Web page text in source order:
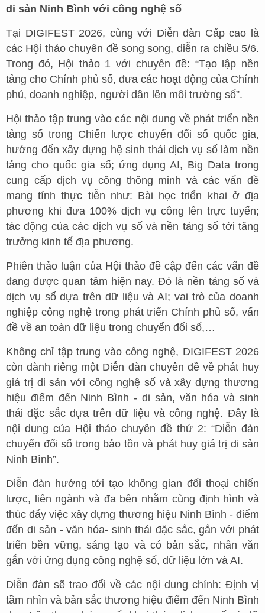
di sản Ninh Bình với công nghệ số
Tại DIGIFEST 2026, cùng với Diễn đàn Cấp cao là
các Hội thảo chuyên đề song song, diễn ra chiều 5/6.
Trong đó, Hội thảo 1 với chuyên đề: “Tạo lập nền
tảng cho Chính phủ số, đưa các hoạt động của Chính
phủ, doanh nghiệp, người dân lên môi trường số”.
Hội thảo tập trung vào các nội dung về phát triển nền
tảng số trong Chiến lược chuyển đổi số quốc gia,
hướng đến xây dựng hệ sinh thái dịch vụ số làm nền
tảng cho quốc gia số; ứng dụng AI, Big Data trong
cung cấp dịch vụ công thông minh và các vấn đề
mang tính thực tiễn như: Bài học triển khai ở địa
phương khi đưa 100% dịch vụ công lên trực tuyến;
tác động của các dịch vụ số và nền tảng số tới tăng
trưởng kinh tế địa phương.
Phiên thảo luận của Hội thảo đề cập đến các vấn đề
đang được quan tâm hiện nay. Đó là nền tảng số và
dịch vụ số dựa trên dữ liệu và AI; vai trò của doanh
nghiệp công nghệ trong phát triển Chính phủ số, vấn
đề về an toàn dữ liệu trong chuyển đổi số,…
Không chỉ tập trung vào công nghệ, DIGIFEST 2026
còn dành riêng một Diễn đàn chuyên đề về phát huy
giá trị di sản với công nghệ số và xây dựng thương
hiệu điểm đến Ninh Bình - di sản, văn hóa và sinh
thái đặc sắc dựa trên dữ liệu và công nghệ. Đây là
nội dung của Hội thảo chuyên đề thứ 2: “Diễn đàn
chuyển đổi số trong bảo tồn và phát huy giá trị di sản
Ninh Bình”.
Diễn đàn hướng tới tạo không gian đối thoại chiến
lược, liên ngành và đa bên nhằm cùng định hình và
thúc đẩy việc xây dựng thương hiệu Ninh Bình - điểm
đến di sản - văn hóa- sinh thái đặc sắc, gắn với phát
triển bền vững, sáng tạo và có bản sắc, nhân văn
gắn với ứng dụng công nghệ số, dữ liệu lớn và AI.
Diễn đàn sẽ trao đổi về các nội dung chính: Định vị
tầm nhìn và bản sắc thương hiệu điểm đến Ninh Bình